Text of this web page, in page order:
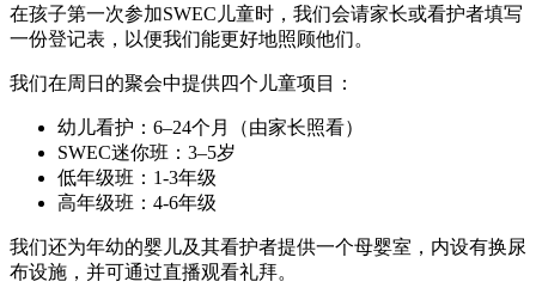
在孩子第一次参加SWEC儿童时，我们会请家长或看护者填写
一份登记表，以便我们能更好地照顾他们。
我们在周日的聚会中提供四个儿童项目：
幼儿看护：6–24个月（由家长照看）
SWEC迷你班：3–5岁
低年级班：1-3年级
高年级班：4-6年级
我们还为年幼的婴儿及其看护者提供一个母婴室，内设有换尿
布设施，并可通过直播观看礼拜。